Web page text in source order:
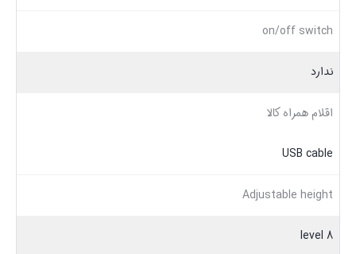
on/off switch
ندارد
اقلام همراه کالا
USB cable
Adjustable height
8 level